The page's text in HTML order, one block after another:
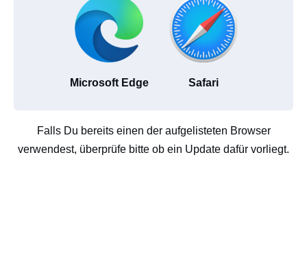
Microsoft Edge Safari
Falls Du bereits einen der aufgelisteten Browser
verwendest, überprüfe bitte ob ein Update dafür vorliegt.